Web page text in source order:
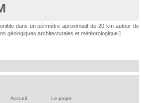
dans un périmètre aproximatif de 20 km autour de
géologiques,architecturales et météorologique ]
Accueil Le projet